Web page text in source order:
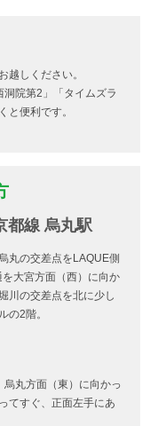
越しください。
洞院第2」「タイムズラ
と便利です。
都線 烏丸駅
丸の交差点をLAQUE側
大宮方面（西）に向か
川の交差点を北に少し
の2階。
丸方面（東）に向かっ
てすぐ、正面左手にあ